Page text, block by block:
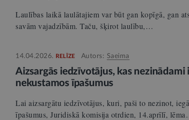
Laulības laikā laulātajiem var būt gan kopīgā, gan
savām vajadzībām. Taču, šķirot laulību,…
14.04.2026. RELĪZE Autors: Saeima
Aizsargās iedzīvotājus, kas
nekustamos īpašumus
Lai aizsargātu iedzīvotājus, kuri, paši to nezinot,
īpašumus, Juridiskā komisija otrdien, 14.aprīlī,